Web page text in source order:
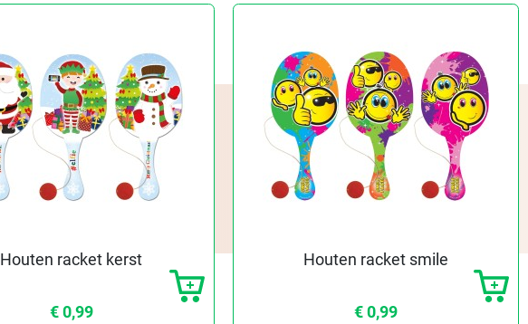
Houten racket kerst
€ 0,99
Houten racket smile
€ 0,99